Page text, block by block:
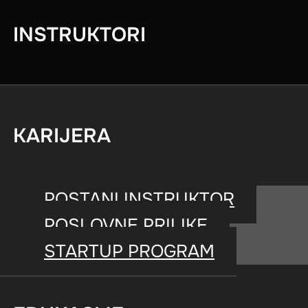
INSTRUKTORI
KARIJERA
POSTANI INSTRUKTOR
POSLOVNE PRILIKE
STARTUP PROGRAM